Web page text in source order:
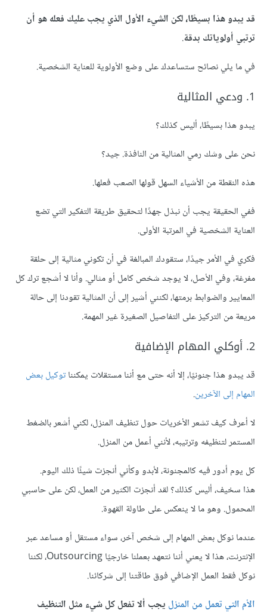
قد يبدو هذا بسيطًا، لكن الشيء الأول الذي يجب عليك فعله هو أن
ترتبي أولوياتك بدقة.
في ما يلي نصائح ستساعدك على وضع الأولوية للعناية الشخصية.
1. ودعي المثالية
يبدو هذا بسيطًا، أليس كذلك؟
نحن على وشك رمي المثالية من النافذة. جيد؟
هذه النقطة من الأشياء السهل قولها الصعب فعلها.
ففي الحقيقة يجب أن نبذل جهدًا لتحقيق طريقة التفكير التي تضع
العناية الشخصية في المرتبة الأولى.
فكري في الأمر جيدًا، ستقودك المبالغة في أن تكوني مثالية إلى حلقة
مفرغة، وفي الأصل، لا يوجد شخص كامل أو مثالي. وأنا لا أشجع ترك كل
المعايير والضوابط برمتها، لكنني أشير إلى أن المثالية تقودنا إلى حالة
مريعة من التركيز على التفاصيل الصغيرة غير المهمة.
2. أوكلي المهام الإضافية
قد يبدو هذا جنونيًا، إلا أنه حتى مع أننا مستقلات يمكنناتوكيل بعض
المهام إلى الآخرين.
لا أعرف كيف تشعر الأخريات حول تنظيف المنزل، لكني أشعر بالضغط
المستمر لتنظيفه وترتيبه، لأنني أعمل من المنزل.
كل يوم أدور فيه كالمجنونة، لأبدو وكأني أنجزت شيئًا ذلك اليوم.
هذا سخيف، أليس كذلك؟ لقد أنجزت الكثير من العمل، لكن على حاسبي
المحمول. وهو ما لا ينعكس على طاولة القهوة.
عندما نوكل بعض المهام إلى شخص آخر، سواء مستقل أو مساعد عبر
الإنترنت، هذا لا يعني أننا نتعهد بعملنا خارجيًا Outsourcing، لكننا
نوكل فقط العمل الإضافي فوق طاقتنا إلى شركائنا.
الأم التي تعمل من المنزل يجب ألا تفعل كل شيء مثل التنظيف